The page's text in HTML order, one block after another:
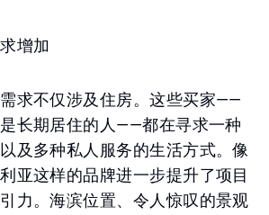
增加
求不仅涉及住房。这些买家——
长期居住的人——都在寻求一种
及多种私人服务的生活方式。像
亚这样的品牌进一步提升了项目
力。海滨位置、令人惊叹的景观